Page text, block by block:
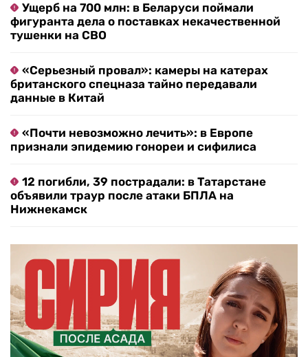
Ущерб на 700 млн: в Беларуси поймали
фигуранта дела о поставках некачественной
тушенки на СВО
«Серьезный провал»: камеры на катерах
британского спецназа тайно передавали
данные в Китай
«Почти невозможно лечить»: в Европе
признали эпидемию гонореи и сифилиса
12 погибли, 39 пострадали: в Татарстане
объявили траур после атаки БПЛА на
Нижнекамск